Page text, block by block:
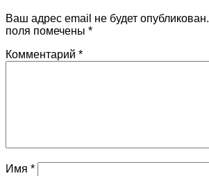
Ваш адрес email не будет опубликован.
поля помечены *
Комментарий *
Имя *